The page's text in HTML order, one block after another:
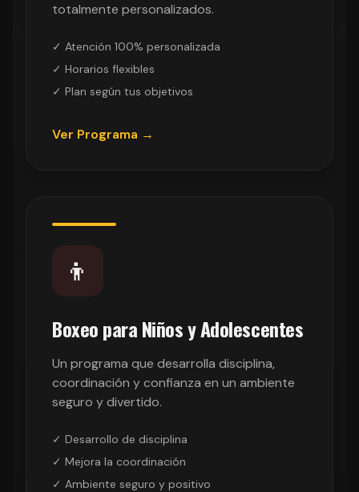
totalmente personalizados.
✓ Atención 100% personalizada
✓ Horarios flexibles
✓ Plan según tus objetivos
Ver Programa →
👦
Boxeo para Niños y Adolescentes
Un programa que desarrolla disciplina,
coordinación y confianza en un ambiente
seguro y divertido.
✓ Desarrollo de disciplina
✓ Mejora la coordinación
✓ Ambiente seguro y positivo